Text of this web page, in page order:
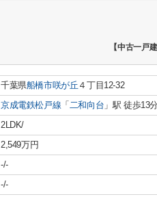
【中古一戸建
千葉県船橋市咲が丘 ４丁目12-32
京成電鉄松戸線 「 二和向台 」駅 徒歩13分
2LDK/
2,549万円
-/-
-/-